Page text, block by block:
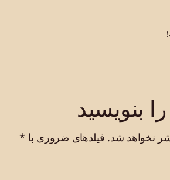
بنویسید
نخواهد شد. فیلدهای ضروری با *